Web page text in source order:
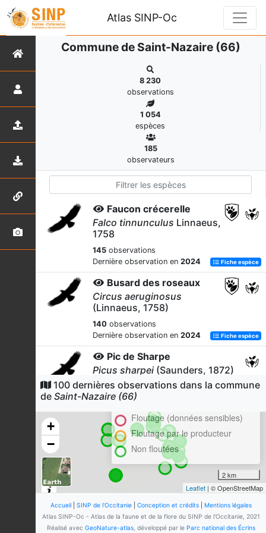
Atlas SINP-Oc
Commune de Saint-Nazaire (66)
8 230
observations
1 054
espèces
185
observateurs
Faucon crécerelle
Falco tinnunculus Linnaeus,
1758
145 observations
Dernière observation en 2024 Fiche espèce
Busard des roseaux
Circus aeruginosus
(Linnaeus, 1758)
140 observations
Dernière observation en 2024 Fiche espèce
Pic de Sharpe
Picus sharpei (Saunders, 1872)
114observations
Dernière observation en
Pigeon ramier
Columba palumbusLinnaeus,
1758
observations
Dernière observation en2024 Fiche espèce
Choucas des tours
Corvus monedulaLinnaeus,
1758
100 dernières observations dans la commune
de Saint-Nazaire (66)
+
−
Cluster
En attente de validation régionale
Floutage (données sensibles)
Floutage par le producteur
Non floutées
2 km
Leaflet | © OpenStreetMap
Accueil| SINP de l'Occitanie| Conception et crédits| Mentions légales
Atlas SINP-Oc - Atlas de la faune et de la flore du SINP de l'Occitanie, 2021
Réalisé avec GeoNature-atlas, développé par le Parc national des Écrins